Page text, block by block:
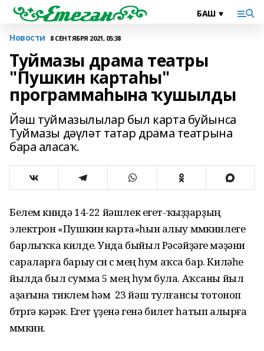
Новости 8 СЕНТЯБРЯ 2021, 05:38
Туймазы драма театры
"Пушкин картаһы"
программаһына ҡушылды
Йәш туймазылылар был карта буйынса
Туймазы дәүләт татар драма театрына
бара аласаҡ.
Белем көнөндә 14-22 йәшлек егет-ҡыҙҙарҙың
электрон «Пушкин карта»һын алыу мөмкинлеге
барлыҡҡа килде. Унда быйыл Рәсәйҙәге мәҙәни
сараларға барыу өсөн өс мең һум аҡса бар. Киләһе
йылда был сумма 5 мең һум була. Аҡсаны йыл
аҙағына тиклем һәм 23 йәш тулғансы тотоноп
бөтөргә кәрәк. Егет үҙенә генә билет һатып алырға
мөмкин.